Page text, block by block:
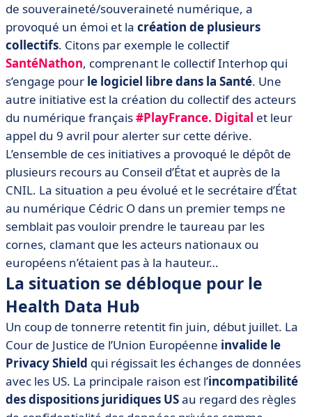
de souveraineté/souveraineté numérique, a
provoqué un émoi et la création de plusieurs
collectifs. Citons par exemple le collectif
SantéNathon, comprenant le collectif Interhop qui
s’engage pour le logiciel libre dans la Santé. Une
autre initiative est la création du collectif des acteurs
du numérique français#PlayFrance. Digital et leur
appel du 9 avril pour alerter sur cette dérive.
L’ensemble de ces initiatives a provoqué le dépôt de
plusieurs recours au Conseil d’État et auprès de la
CNIL. La situation a peu évolué et le secrétaire d’État
au numérique Cédric O dans un premier temps ne
semblait pas vouloir prendre le taureau par les
cornes, clamant que les acteurs nationaux ou
européens n’étaient pas à la hauteur…
La situation se débloque pour le
Health Data Hub
Un coup de tonnerre retentit fin juin, début juillet. La
Cour de Justice de l’Union Européenne invalide le
Privacy Shield qui régissait les échanges de données
avec les US. La principale raison est l’incompatibilité
des dispositions juridiques USau regard des règles